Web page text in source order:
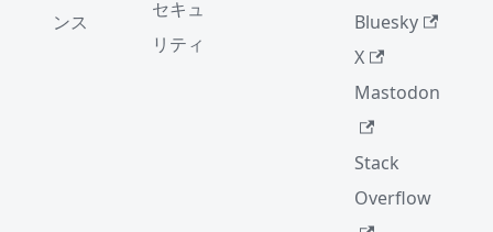
ンス
セキュ
リティ
Bluesky
X
Mastodon
Stack
Overflow